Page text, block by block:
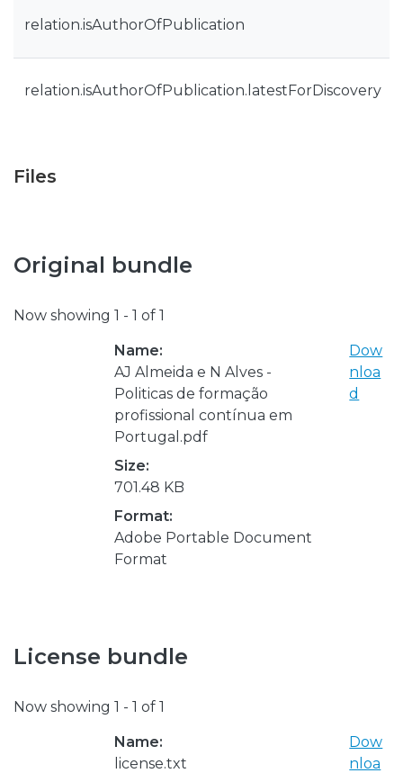
relation.isAuthorOfPublication
relation.isAuthorOfPublication.latestForDiscovery
Files
Original bundle
Now showing 1 - 1 of 1
Name:
AJ Almeida e N Alves -
Politicas de formação
profissional contínua em
Portugal.pdf
Size:
701.48 KB
Format:
Adobe Portable Document
Format
Dow
nloa
d
License bundle
Now showing 1 - 1 of 1
Name:
license.txt
Dow
nloa